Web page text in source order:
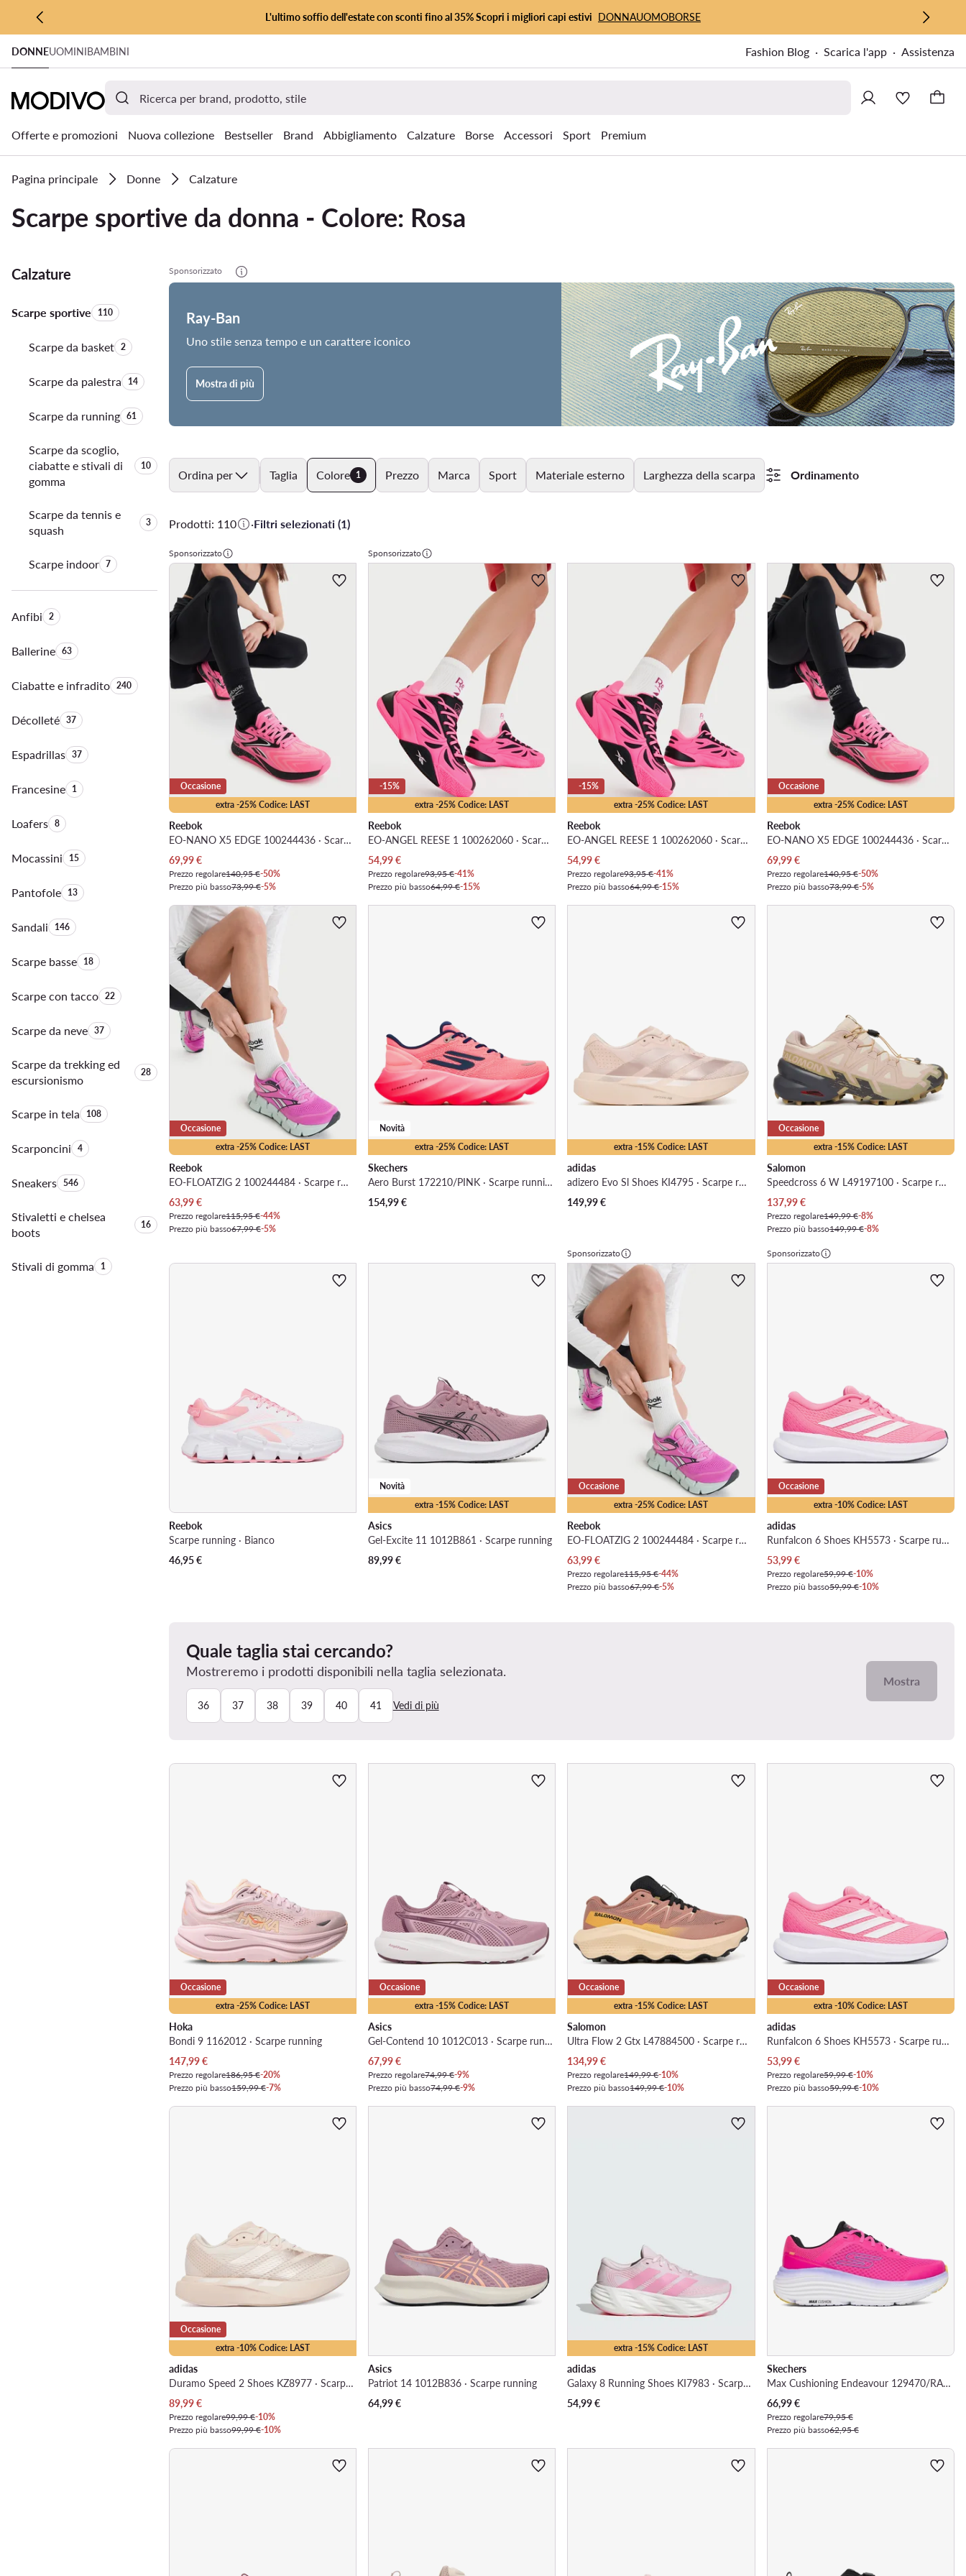
VAI AL CONTENUTO PRINCIPALE
VAI ALLA RICERCA
L'ultimo soffio dell'estate con sconti fino al 35% Scopri i migliori capi estivi DONNAUOMOBORSE
DONNEUOMINIBAMBINI Fashion Blog Scarica l'app Assistenza
Offerte e promozioni Nuova collezione Bestseller Brand Abbigliamento Calzature Borse Accessori Sport Premium
Pagina principale Donne Calzature
Scarpe sportive da donna - Colore: Rosa
Calzature
Scarpe sportiveQuantità di prodotti:
110
Scarpe da basketQuantità di prodotti:
2
Scarpe da palestraQuantità di prodotti:
14
Scarpe da runningQuantità di prodotti:
61
Scarpe da scoglio,
ciabatte e stivali di
gomma
Quantità di prodotti:
10
Scarpe da tennis e
squash
Quantità di prodotti:
3
Scarpe indoorQuantità di prodotti:
7
AnfibiQuantità di prodotti:
2
BallerineQuantità di prodotti:
63
Ciabatte e infraditoQuantità di prodotti:
240
DécolletéQuantità di prodotti:
37
EspadrillasQuantità di prodotti:
37
FrancesineQuantità di prodotti:
1
LoafersQuantità di prodotti:
8
MocassiniQuantità di prodotti:
15
PantofoleQuantità di prodotti:
13
SandaliQuantità di prodotti:
146
Scarpe basseQuantità di prodotti:
18
Scarpe con taccoQuantità di prodotti:
22
Scarpe da neveQuantità di prodotti:
37
Scarpe da trekking ed
escursionismo
Quantità di prodotti:
28
Scarpe in telaQuantità di prodotti:
108
ScarponciniQuantità di prodotti:
4
SneakersQuantità di prodotti:
546
Stivaletti e chelsea
boots
Quantità di prodotti:
16
Stivali di gommaQuantità di prodotti:
1
Sponsorizzato
Ray-Ban
Uno stile senza tempo e un carattere iconico
Mostra di più
Ordina per Taglia Colore 1 Prezzo Marca Sport Materiale esterno Larghezza della scarpa Ordinamento
Prodotti: 110 ·Filtri selezionati (1)
Sponsorizzato
extra -25% Codice: LAST
Occasione
Reebok
EO-NANO X5 EDGE 100244436 · Scarpe da palestra
Prezzo attuale
69,99€
Prezzo regolare140,95 €-50%
Prezzo più basso73,99 €-5%
Sponsorizzato
extra -25% Codice: LAST
-15%
Reebok
EO-ANGEL REESE 1 100262060 · Scarpe da basket
Prezzo attuale
54,99€
Prezzo regolare93,95 €-41%
Prezzo più basso64,99 €-15%
extra -25% Codice: LAST
-15%
Reebok
EO-ANGEL REESE 1 100262060 · Scarpe da basket
Prezzo attuale
54,99€
Prezzo regolare93,95 €-41%
Prezzo più basso64,99 €-15%
extra -25% Codice: LAST
Occasione
Reebok
EO-NANO X5 EDGE 100244436 · Scarpe da palestra
Prezzo attuale
69,99€
Prezzo regolare140,95 €-50%
Prezzo più basso73,99 €-5%
extra -25% Codice: LAST
Occasione
Reebok
EO-FLOATZIG 2 100244484 · Scarpe running
Prezzo attuale
63,99€
Prezzo regolare115,95 €-44%
Prezzo più basso67,99 €-5%
extra -25% Codice: LAST
Novità
Skechers
Aero Burst 172210/PINK · Scarpe running
154,99€
extra -15% Codice: LAST
adidas
adizero Evo Sl Shoes KI4795 · Scarpe running
149,99€
extra -15% Codice: LAST
Occasione
Salomon
Speedcross 6 W L49197100 · Scarpe running
Prezzo attuale
137,99€
Prezzo regolare149,99 €-8%
Prezzo più basso149,99 €-8%
Reebok
Scarpe running · Bianco
46,95€
extra -15% Codice: LAST
Novità
Asics
Gel-Excite 11 1012B861 · Scarpe running
89,99€
Sponsorizzato
extra -25% Codice: LAST
Occasione
Reebok
EO-FLOATZIG 2 100244484 · Scarpe running
Prezzo attuale
63,99€
Prezzo regolare115,95 €-44%
Prezzo più basso67,99 €-5%
Sponsorizzato
extra -10% Codice: LAST
Occasione
adidas
Runfalcon 6 Shoes KH5573 · Scarpe running
Prezzo attuale
53,99€
Prezzo regolare59,99 €-10%
Prezzo più basso59,99 €-10%
Quale taglia stai cercando?
Mostreremo i prodotti disponibili nella taglia selezionata.
36 37 38 39 40 41 Vedi di più
Mostra
extra -25% Codice: LAST
Occasione
Hoka
Bondi 9 1162012 · Scarpe running
Prezzo attuale
147,99€
Prezzo regolare186,95 €-20%
Prezzo più basso159,99 €-7%
extra -15% Codice: LAST
Occasione
Asics
Gel-Contend 10 1012C013 · Scarpe running
Prezzo attuale
67,99€
Prezzo regolare74,99 €-9%
Prezzo più basso74,99 €-9%
extra -15% Codice: LAST
Occasione
Salomon
Ultra Flow 2 Gtx L47884500 · Scarpe running
Prezzo attuale
134,99€
Prezzo regolare149,99 €-10%
Prezzo più basso149,99 €-10%
extra -10% Codice: LAST
Occasione
adidas
Runfalcon 6 Shoes KH5573 · Scarpe running
Prezzo attuale
53,99€
Prezzo regolare59,99 €-10%
Prezzo più basso59,99 €-10%
extra -10% Codice: LAST
Occasione
adidas
Duramo Speed 2 Shoes KZ8977 · Scarpe running
Prezzo attuale
89,99€
Prezzo regolare99,99 €-10%
Prezzo più basso99,99 €-10%
Asics
Patriot 14 1012B836 · Scarpe running
64,99€
extra -15% Codice: LAST
adidas
Galaxy 8 Running Shoes KI7983 · Scarpe running
54,99€
Skechers
Max Cushioning Endeavour 129470/RAS · Scarpe running
Prezzo attuale
66,99€
Prezzo regolare79,95 €
Prezzo più basso62,95 €